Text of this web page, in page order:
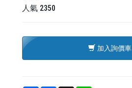
人氣 2350
加入詢價車